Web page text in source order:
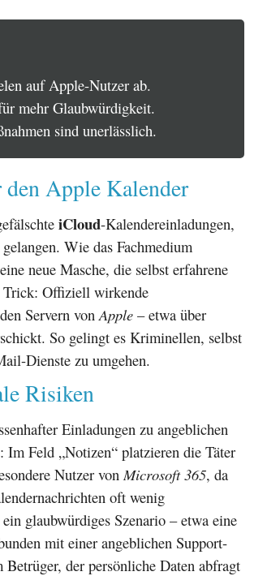
auf Apple-Nutzer ab.
mehr Glaubwürdigkeit.
sind unerlässlich.
Apple Kalender
iCloud-Kalendereinladungen,
Wie das Fachmedium
neue Masche, die selbst erfahrene
Trick: Offiziell wirkende
Servern von Apple – etwa über
So gelingt es Kriminellen, selbst
Dienste zu umgehen.
Risiken
Einladungen zu angeblichen
Im Feld „Notizen“ platzieren die Täter
Nutzer von Microsoft 365, da
oft wenig
glaubwürdiges Szenario – etwa eine
mit einer angeblichen Support-
der persönliche Daten abfragt